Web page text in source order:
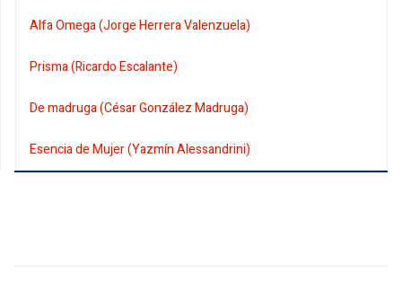
Alfa Omega (Jorge Herrera Valenzuela)
Prisma (Ricardo Escalante)
De madruga (César González Madruga)
Esencia de Mujer (Yazmín Alessandrini)